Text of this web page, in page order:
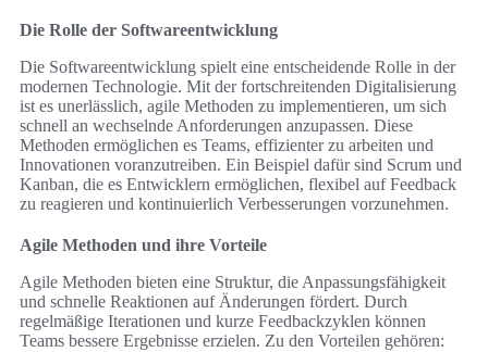
Die Rolle der Softwareentwicklung
Die Softwareentwicklung spielt eine entscheidende Rolle in der
modernen Technologie. Mit der fortschreitenden Digitalisierung
ist es unerlässlich, agile Methoden zu implementieren, um sich
schnell an wechselnde Anforderungen anzupassen. Diese
Methoden ermöglichen es Teams, effizienter zu arbeiten und
Innovationen voranzutreiben. Ein Beispiel dafür sind Scrum und
Kanban, die es Entwicklern ermöglichen, flexibel auf Feedback
zu reagieren und kontinuierlich Verbesserungen vorzunehmen.
Agile Methoden und ihre Vorteile
Agile Methoden bieten eine Struktur, die Anpassungsfähigkeit
und schnelle Reaktionen auf Änderungen fördert. Durch
regelmäßige Iterationen und kurze Feedbackzyklen können
Teams bessere Ergebnisse erzielen. Zu den Vorteilen gehören: